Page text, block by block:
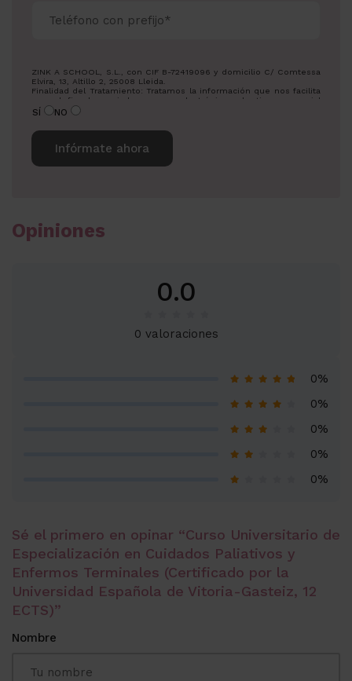
ZINK A SCHOOL, S.L., con CIF B-72419096 y domicilio C/ Comtessa
Elvira, 13, Altillo 2, 25008 Lleida.
Finalidad del Tratamiento: Tratamos la información que nos facilita
con el fin de enviarle correos electrónicos de tipo comercial
relacionado con los productos ofrecidos y otros tipos de
productos que fueran de su interés.
Legitimación del tratamiento: Consentimiento del interesado.
Derechos: Puede ejercitar sus derechos identificándose
suficientemente, dirigiéndose a la dirección
Para más información consulte nuestra Política de Privacidad.
SÍ NO
Opiniones
0.0
0 valoraciones
0%
0%
0%
0%
0%
Sé el primero en opinar “Curso Universitario de
Especialización en Cuidados Paliativos y
Enfermos Terminales (Certificado por la
Universidad Española de Vitoria-Gasteiz, 12
ECTS)”
Nombre